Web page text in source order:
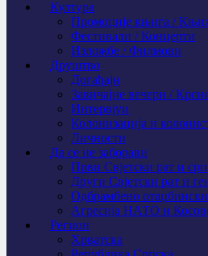
Култура
Промоције књига /
Фестивали / Концерти
Изложбе / Филмови
Друштво
Догађаји
Завичајне вечери /
Интервјуи
Колонизација и
Личности
Да се не заборави
Први Свјeтски рат и
Други Свјетски рат и
Одбрамбено
Агресија НАТО и
Регион
Хрватска